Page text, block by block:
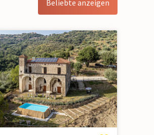
Beliebte anzeigen